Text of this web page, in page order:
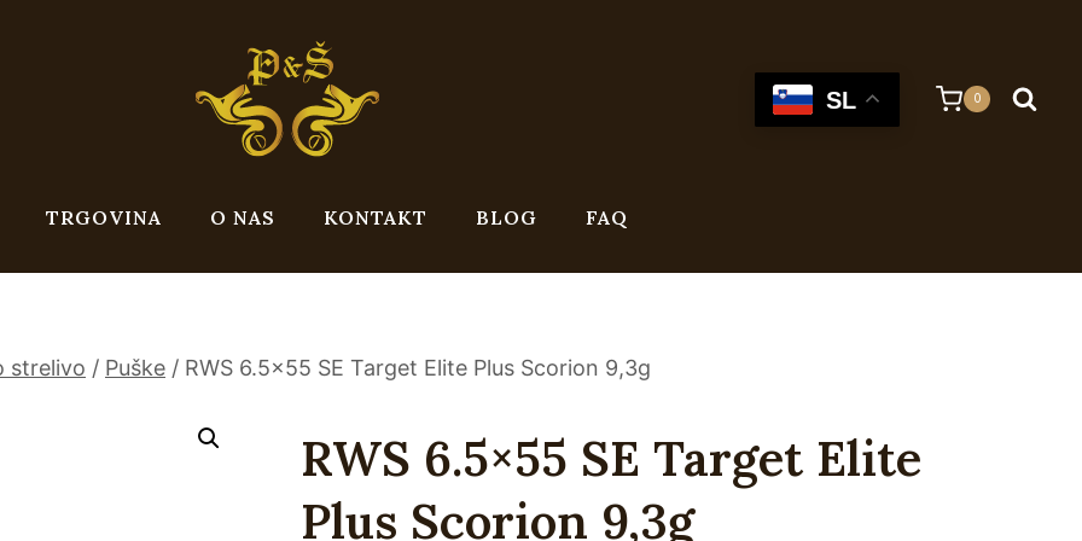
SL 0
TRGOVINA O NAS KONTAKT BLOG FAQ
strelivo / Puške / RWS 6.5×55 SE Target Elite Plus Scorion 9,3g
RWS 6.5×55 SE Target Elite
Plus Scorion 9,3g